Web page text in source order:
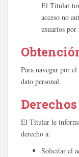
El Titular
acceso no
usuarios por
Para navegar por
dato personal.
Derechos
El Titular le
derecho a:
Solicitar el